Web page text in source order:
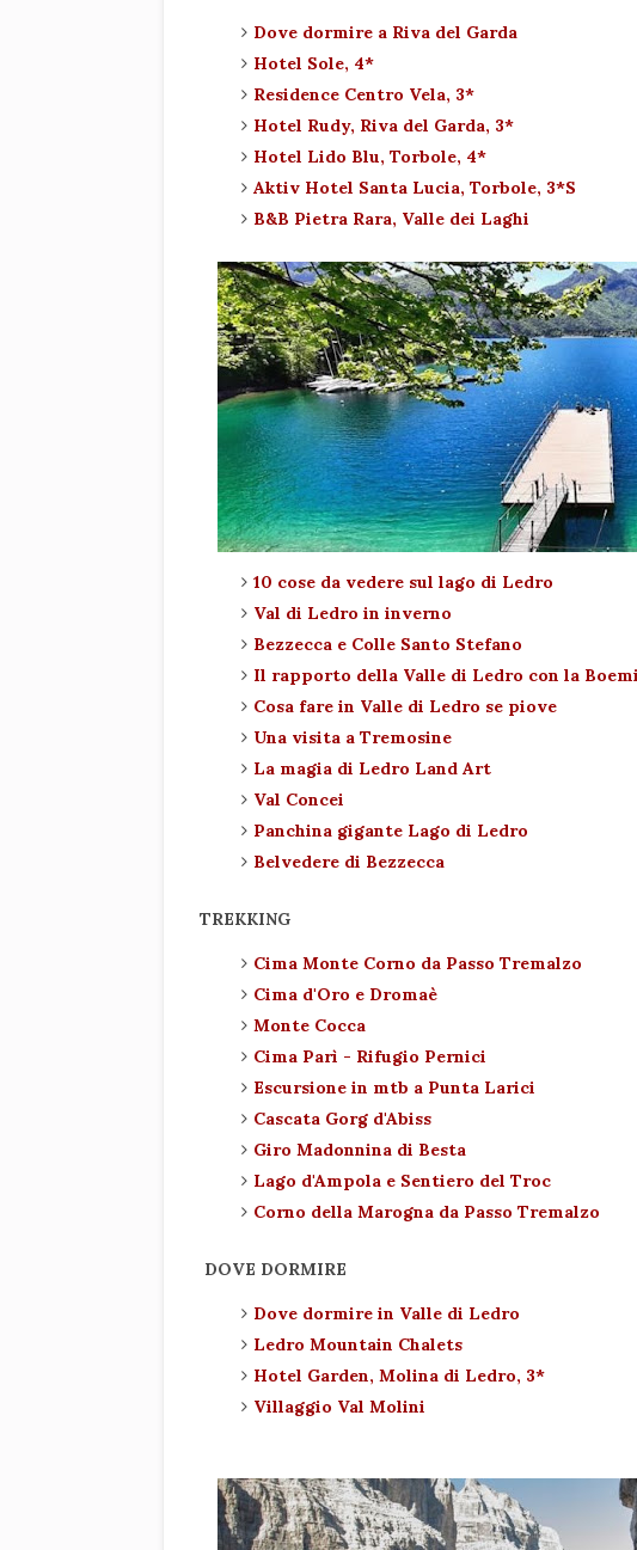
Dove dormire a Riva del Garda
Hotel Sole, 4*
Residence Centro Vela, 3*
Hotel Rudy, Riva del Garda, 3*
Hotel Lido Blu, Torbole, 4*
Aktiv Hotel Santa Lucia, Torbole, 3*S
B&B Pietra Rara, Valle dei Laghi
10 cose da vedere sul lago di Ledro
Val di Ledro in inverno
Bezzecca e Colle Santo Stefano
Il rapporto della Valle di Ledro con la
Cosa fare in Valle di Ledro se piove
Una visita a Tremosine
La magia di Ledro Land Art
Val Concei
Panchina gigante Lago di Ledro
Belvedere di Bezzecca
TREKKING
Cima Monte Corno da Passo Tremalzo
Cima d'Oro e Dromaè
Monte Cocca
Cima Parì - Rifugio Pernici
Escursione in mtb a Punta Larici
Cascata Gorg d'Abiss
Giro Madonnina di Besta
Lago d'Ampola e Sentiero del Troc
Corno della Marogna da Passo Tremalzo
DOVE DORMIRE
Dove dormire in Valle di Ledro
Ledro Mountain Chalets
Hotel Garden, Molina di Ledro, 3*
Villaggio Val Molini